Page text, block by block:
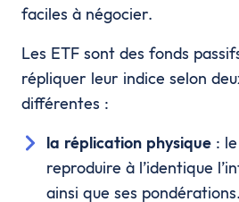
faciles à négocier.
Les ETF sont des fonds
répliquer leur indice selon
différentes :
la réplication physique :
reproduire à l’identique
ainsi que ses pondérations.